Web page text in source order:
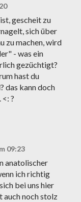
gescheit zu
sich über
zu machen, wird
- was ein
gezüchtigt?
hast du
das kann doch
?
09:23
anatolischer
ich richtig
bei uns hier
auch noch stolz